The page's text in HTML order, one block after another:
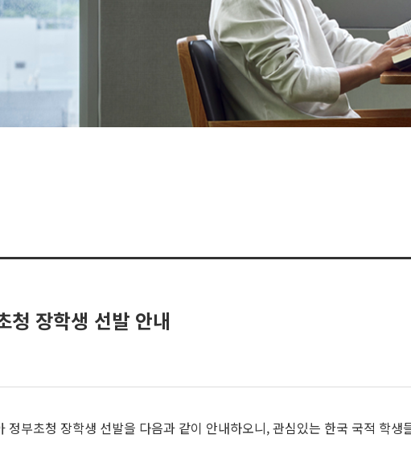
장학생 선발 안내
정부초청 장학생 선발을 다음과 같이 안내하오니, 관심있는 한국 국적 학